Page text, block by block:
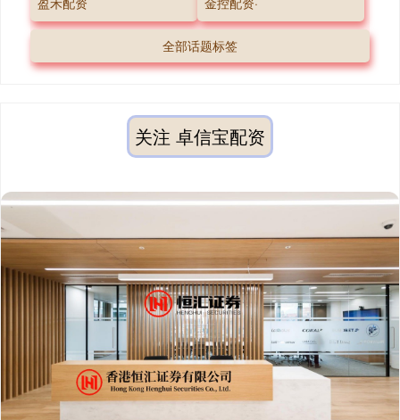
全部话题标签
关注 卓信宝配资